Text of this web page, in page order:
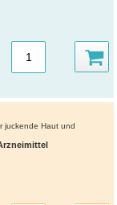
juckende Haut und